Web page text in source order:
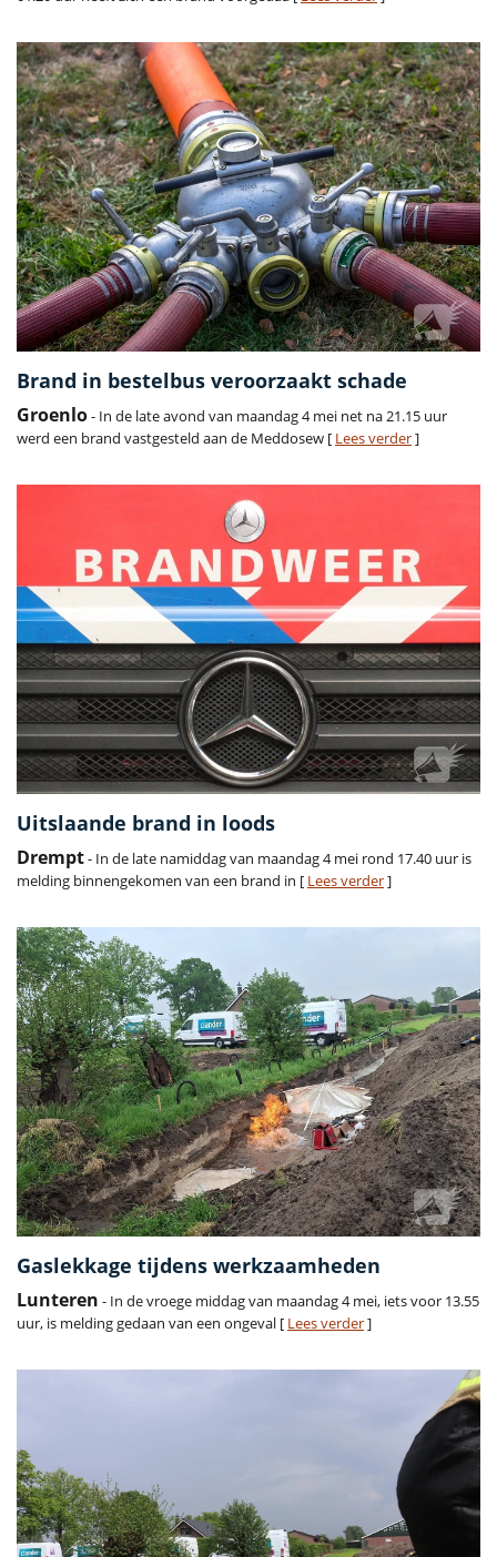
Brand in bestelbus veroorzaakt schade
Groenlo- In de late avond van maandag 4 mei net na 21.15 uur
werd een brand vastgesteld aan de Meddosew [ Lees verder]
Uitslaande brand in loods
Drempt- In de late namiddag van maandag 4 mei rond 17.40 uur is
melding binnengekomen van een brand in [ Lees verder]
Gaslekkage tijdens werkzaamheden
Lunteren - In de vroege middag van maandag 4 mei, iets voor 13.55
uur, is melding gedaan van een ongeval [ Lees verder]